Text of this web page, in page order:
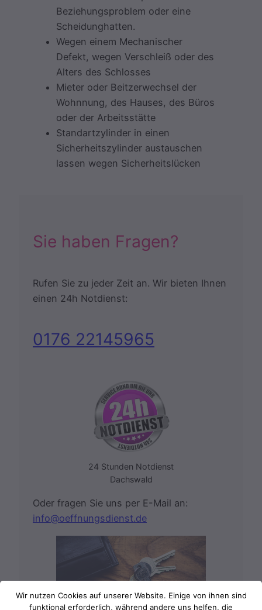
Beziehungsproblem oder eine
Scheidunghatten.
Wegen einem Mechanischer
Defekt, wegen Verschleiß oder des
Alters des Schlosses
Mieter oder Beitzerwechsel der
Wohnnung, des Hauses, des Büros
oder der Arbeitsstätte
Standartzylinder in einen
Sicherheitszylinder austauschen
lassen wegen Sicherheitslücken
Sie haben Fragen?
Rufen Sie zu jeder Zeit an. Wir bieten Ihnen
einen 24h Notdienst:
0176 22145965
24 Stunden Notdienst
Dachswald
Oder fragen Sie uns per E-Mail an:
info@oeffnungsdienst.de
Wir nutzen Cookies auf unserer Website. Einige von ihnen sind
funktional erforderlich, während andere uns helfen, die